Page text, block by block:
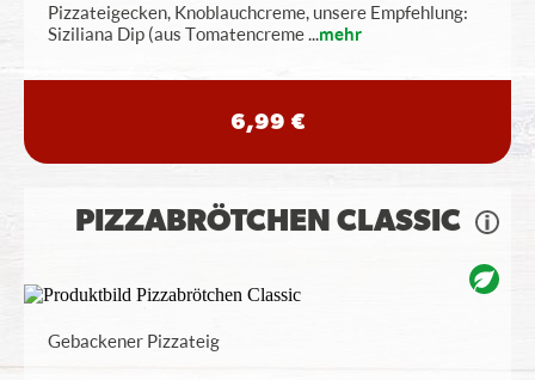
Pizzateigecken, Knoblauchcreme, unsere Empfehlung:
Siziliana Dip (aus Tomatencreme...mehr
6,99 €
PIZZABRÖTCHEN CLASSIC
Gebackener Pizzateig